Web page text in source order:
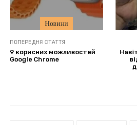
Новини
ПОПЕРЕДНЯ СТАТТЯ
9 корисних можливостей
Google Chrome